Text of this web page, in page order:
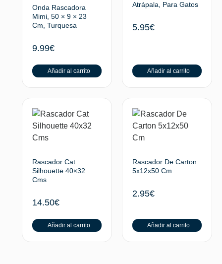
Onda Rascadora
Mimi, 50 × 9 × 23
Cm, Turquesa
9.99€
Añadir al carrito
Atrápala, Para Gatos
5.95€
Añadir al carrito
Rascador Cat
Silhouette 40×32
Cms
14.50€
Añadir al carrito
Rascador De Carton
5x12x50 Cm
2.95€
Añadir al carrito